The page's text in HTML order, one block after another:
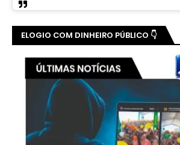
ELOGIO COM DINHEIRO PÚBLICO 👇